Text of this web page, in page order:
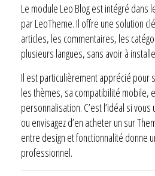
Le module Leo Blog est intégré
par LeoTheme. Il offre une solution
articles, les commentaires, les
plusieurs langues, sans avoir à
Il est particulièrement apprécié pour
les thèmes, sa compatibilité mobile,
personnalisation. C’est l’idéal si
ou envisagez d’en acheter un sur
entre design et fonctionnalité donne
professionnel.